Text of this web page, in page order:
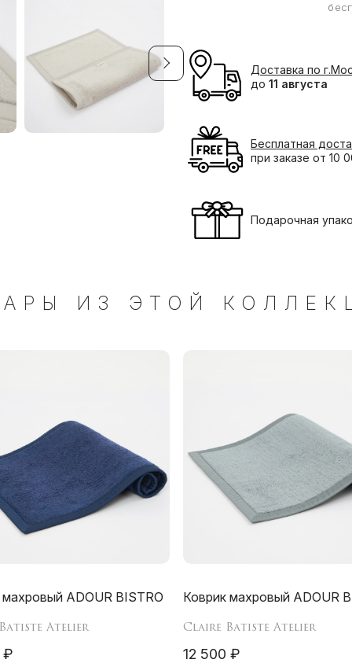
Доставка по
до 11 августа
Бесплатная
при заказе от 10
Подарочная
ИЗ ЭТОЙ
ADOUR BISTRO
Atelier
₽
Коврик махровый ADOUR
Claire Batiste Atelier
12 500 ₽